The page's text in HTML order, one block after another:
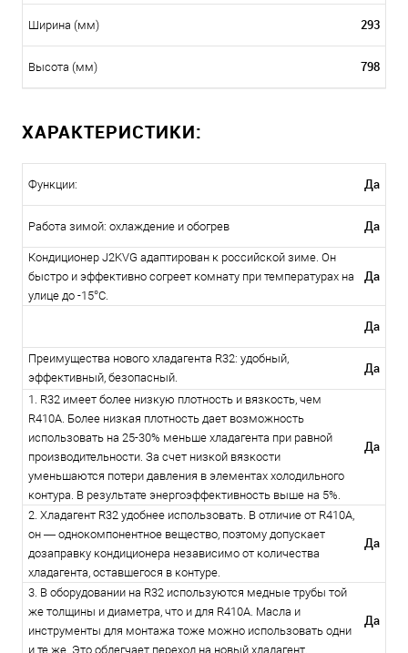
Ширина (мм) 293
Высота (мм) 798
ХАРАКТЕРИСТИКИ:
Функции: Да
Работа зимой: охлаждение и обогрев Да
Кондиционер J2KVG адаптирован к российской зиме. Он
быстро и эффективно согреет комнату при температурах на
улице до -15°С.
Да
Да
Преимущества нового хладагента R32: удобный,
эффективный, безопасный.
Да
1. R32 имеет более низкую плотность и вязкость, чем
R410A. Более низкая плотность дает возможность
использовать на 25-30% меньше хладагента при равной
производительности. За счет низкой вязкости
уменьшаются потери давления в элементах холодильного
контура. В результате энергоэффективность выше на 5%.
Да
2. Хладагент R32 удобнее использовать. В отличие от R410A,
он — однокомпонентное вещество, поэтому допускает
дозаправку кондиционера независимо от количества
хладагента, оставшегося в контуре.
Да
3. В оборудовании на R32 используются медные трубы той
же толщины и диаметра, что и для R410A. Масла и
инструменты для монтажа тоже можно использовать одни
и те же. Это облегчает переход на новый хладагент.
Да